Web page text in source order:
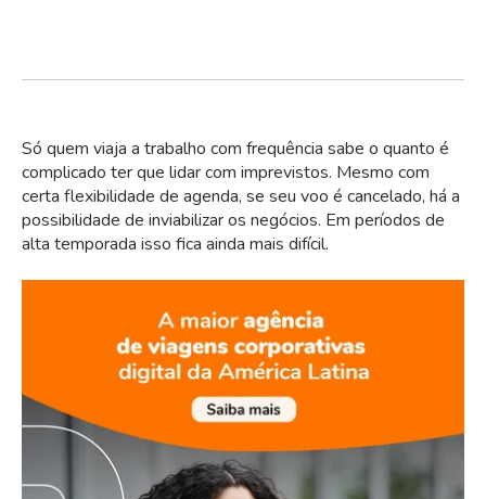
Só quem viaja a trabalho com frequência sabe o quanto é
complicado ter que lidar com imprevistos. Mesmo com
certa flexibilidade de agenda, se seu voo é cancelado, há a
possibilidade de inviabilizar os negócios. Em períodos de
alta temporada isso fica ainda mais difícil.